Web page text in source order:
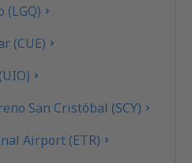
(LGQ)
(CUE)
San Cristóbal (SCY)
Airport (ETR)